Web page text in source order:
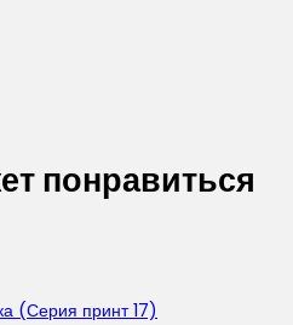
понравиться
(Серия принт 17)